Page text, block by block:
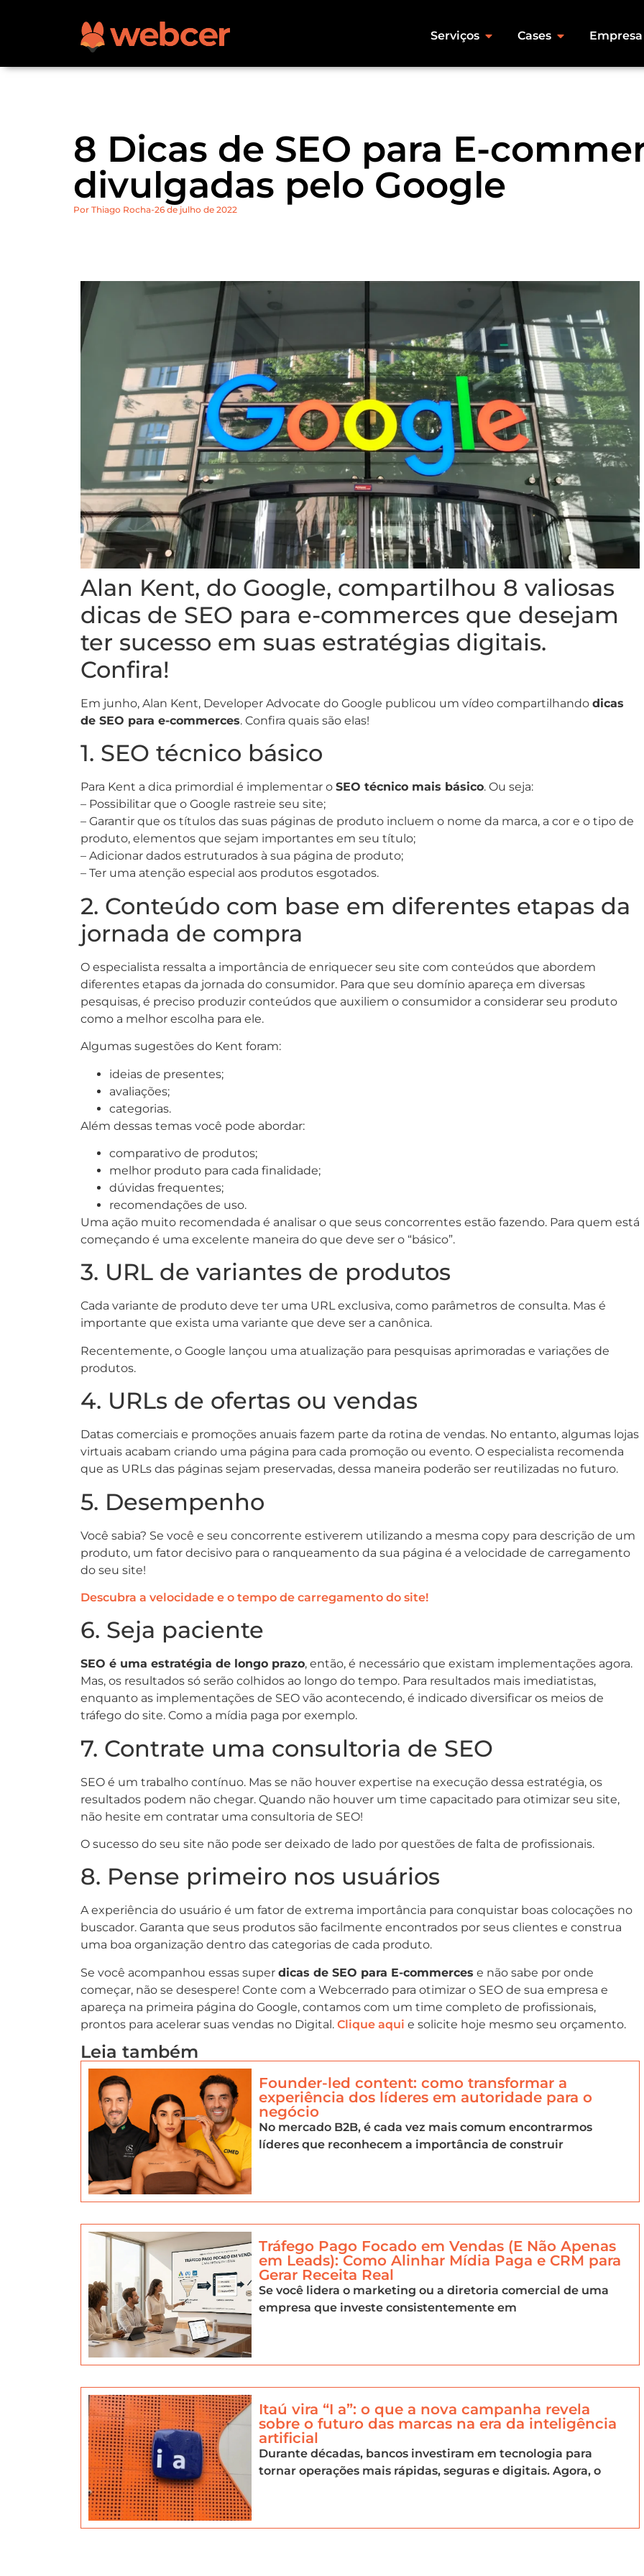
Serviços Cases Empresa
8 Dicas de SEO para E-
divulgadas pelo Google
Por Thiago Rocha 26 de julho de 2022
Alan Kent, do Google, compartilhou 8 valiosas
dicas de SEO para e-commerces que desejam
ter sucesso em suas estratégias digitais.
Confira!
Em junho, Alan Kent, Developer Advocate do Google publicou um vídeo compartilhando dicas
de SEO para e-commerces. Confira quais são elas!
1. SEO técnico básico
Para Kent a dica primordial é implementar o SEO técnico mais básico. Ou seja:
– Possibilitar que o Google rastreie seu site;
– Garantir que os títulos das suas páginas de produto incluem o nome da marca, a cor e o tipo de
produto, elementos que sejam importantes em seu título;
– Adicionar dados estruturados à sua página de produto;
– Ter uma atenção especial aos produtos esgotados.
2. Conteúdo com base em diferentes etapas da
jornada de compra
O especialista ressalta a importância de enriquecer seu site com conteúdos que abordem
diferentes etapas da jornada do consumidor. Para que seu domínio apareça em diversas
pesquisas, é preciso produzir conteúdos que auxiliem o consumidor a considerar seu produto
como a melhor escolha para ele.
Algumas sugestões do Kent foram:
ideias de presentes;
avaliações;
categorias.
Além dessas temas você pode abordar:
comparativo de produtos;
melhor produto para cada finalidade;
dúvidas frequentes;
recomendações de uso.
Uma ação muito recomendada é analisar o que seus concorrentes estão fazendo. Para quem está
começando é uma excelente maneira do que deve ser o “básico”.
3. URL de variantes de produtos
Cada variante de produto deve ter uma URL exclusiva, como parâmetros de consulta. Mas é
importante que exista uma variante que deve ser a canônica.
Recentemente, o Google lançou uma atualização para pesquisas aprimoradas e variações de
produtos.
4. URLs de ofertas ou vendas
Datas comerciais e promoções anuais fazem parte da rotina de vendas. No entanto, algumas lojas
virtuais acabam criando uma página para cada promoção ou evento. O especialista recomenda
que as URLs das páginas sejam preservadas, dessa maneira poderão ser reutilizadas no futuro.
5. Desempenho
Você sabia? Se você e seu concorrente estiverem utilizando a mesma copy para descrição de um
produto, um fator decisivo para o ranqueamento da sua página é a velocidade de carregamento
do seu site!
Descubra a velocidade e o tempo de carregamento do site!
6. Seja paciente
SEO é uma estratégia de longo prazo, então, é necessário que existam implementações agora.
Mas, os resultados só serão colhidos ao longo do tempo. Para resultados mais imediatistas,
enquanto as implementações de SEO vão acontecendo, é indicado diversificar os meios de
tráfego do site. Como a mídia paga por exemplo.
7. Contrate uma consultoria de SEO
SEO é um trabalho contínuo. Mas se não houver expertise na execução dessa estratégia, os
resultados podem não chegar. Quando não houver um time capacitado para otimizar seu site,
não hesite em contratar uma consultoria de SEO!
O sucesso do seu site não pode ser deixado de lado por questões de falta de profissionais.
8. Pense primeiro nos usuários
A experiência do usuário é um fator de extrema importância para conquistar boas colocações no
buscador. Garanta que seus produtos são facilmente encontrados por seus clientes e construa
uma boa organização dentro das categorias de cada produto.
Se você acompanhou essas super dicas de SEO para E-commerces e não sabe por onde
começar, não se desespere! Conte com a Webcerrado para otimizar o SEO de sua empresa e
apareça na primeira página do Google, contamos com um time completo de profissionais,
prontos para acelerar suas vendas no Digital. Clique aqui e solicite hoje mesmo seu orçamento.
Leia também
Founder-led content: como transformar a
experiência dos líderes em autoridade para o
negócio
No mercado B2B, é cada vez mais comum encontrarmos
líderes que reconhecem a importância de construir
Tráfego Pago Focado em Vendas (E Não Apenas
em Leads): Como Alinhar Mídia Paga e CRM para
Gerar Receita Real
Se você lidera o marketing ou a diretoria comercial de uma
empresa que investe consistentemente em
Itaú vira “I a”: o que a nova campanha revela
sobre o futuro das marcas na era da inteligência
artificial
Durante décadas, bancos investiram em tecnologia para
tornar operações mais rápidas, seguras e digitais. Agora, o